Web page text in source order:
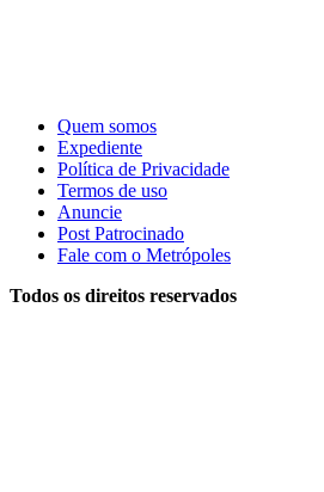
Quem somos
Expediente
Política de Privacidade
Termos de uso
Anuncie
Post Patrocinado
Fale com o Metrópoles
Todos os direitos reservados